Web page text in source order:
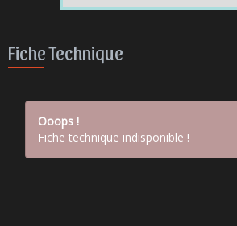
Fiche Technique
Ooops !
Fiche technique indisponible !